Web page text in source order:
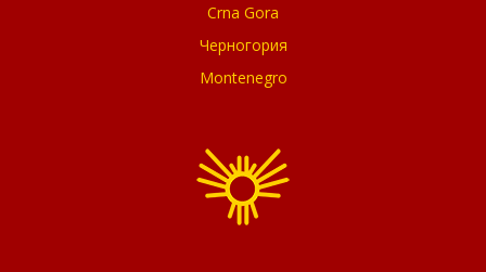
Crna Gora
Черногория
Montenegro